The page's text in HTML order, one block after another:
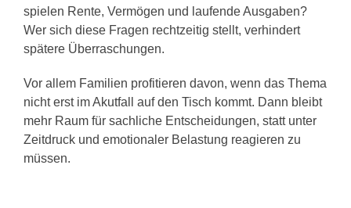
spielen Rente, Vermögen und laufende Ausgaben?
Wer sich diese Fragen rechtzeitig stellt, verhindert
spätere Überraschungen.
Vor allem Familien profitieren davon, wenn das Thema
nicht erst im Akutfall auf den Tisch kommt. Dann bleibt
mehr Raum für sachliche Entscheidungen, statt unter
Zeitdruck und emotionaler Belastung reagieren zu
müssen.